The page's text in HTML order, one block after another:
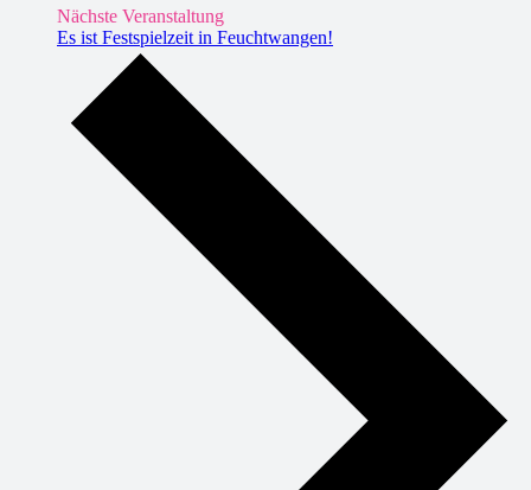
Nächste Veranstaltung
Es ist Festspielzeit in Feuchtwangen!